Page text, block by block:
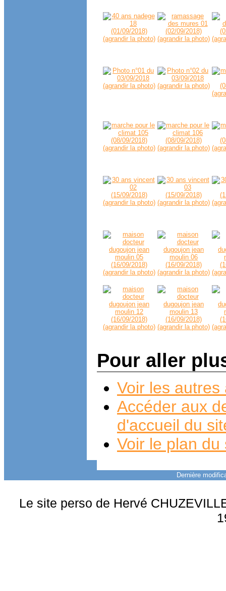
Pour aller
Voir les
Accéder aux
d'accueil du
Voir le plan du
Dernière
Le site perso de Hervé